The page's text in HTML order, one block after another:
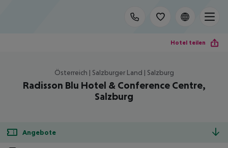
Hotel teilen
Österreich | Salzburger Land | Salzburg
Radisson Blu Hotel & Conference Centre,
Salzburg
Angebote